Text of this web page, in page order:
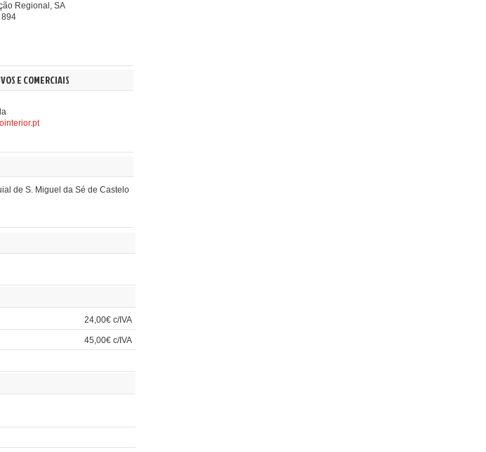
Regional, SA
894
E COMERCIAIS
de S. Miguel da Sé de Castelo
24,00€ c/IVA
45,00€ c/IVA